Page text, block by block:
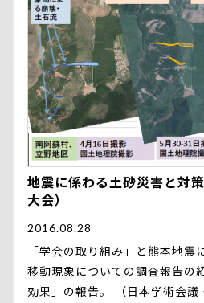
地震に係わる土砂災害と対
大会）
2016.08.28
「学会の取り組み」と熊本地震
移動現象についての調査報告の
効果」の報告。 （日本学術会